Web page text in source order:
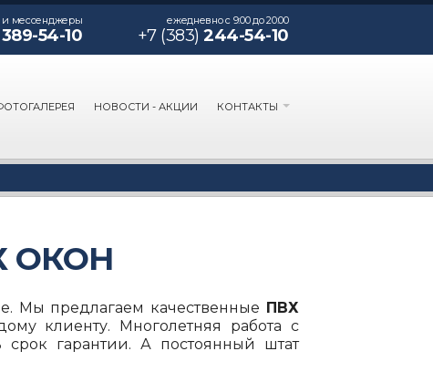
и мессенджеры
389-54-10
ежедневно с 9:00 до 20:00
+7 (383)244-54-10
НОВОСТИ - АКЦИИ КОНТАКТЫ
ОКОН
Мы предлагаем качественные ПВХ
клиенту. Многолетняя работа с
гарантии. А постоянный штат